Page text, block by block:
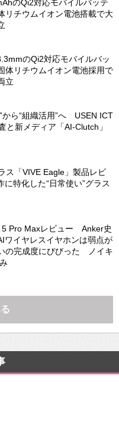
のQi2対応モバイルバッテ
チウムイオン電池搭載で大
のQi2対応モバイルバッ
リチウムイオン電池採用で
立
から“組織活用”へ USEN ICT
と新メディア「AI-Clutch」
ス「VIVE Eagle」製品レビ
特化した“日常使い”グラス
5 Pro Maxレビュー Anker史
ワイヤレスイヤホンは弱点が
の完成度にびびった ノイキ